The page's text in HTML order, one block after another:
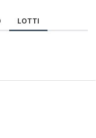
LOTTI